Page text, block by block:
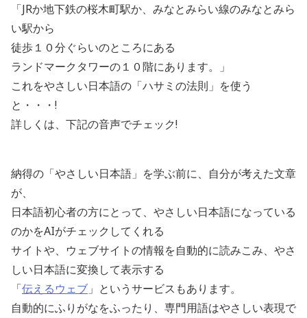
「JRか地下鉄の桜木町駅か、みなとみらい線のみなとみら
い駅から
徒歩１０分ぐらいのところにある
ランドマークタワーの１０階にあります。」
これをやさしい日本語の「ハサミの法則」を使う
と・・・!
詳しくは、下記の音声でチェック!
納得の「やさしい日本語」を学ぶ前に、自分が考えた文章
が、
日本語初心者の方にとって、やさしい日本語になっている
のかをAIがチェックしてくれる
サイトや、ウェブサイトの情報を自動的に読みこみ、やさ
しい日本語に変換して表示する
「伝えるウェブ 」というサービスもあります。
自動的にふりがなをふったり、専門用語はやさしい表現で